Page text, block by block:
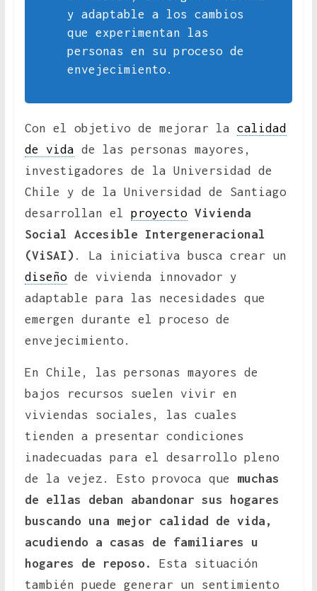
y adaptable a los cambios
que experimentan las
personas en su proceso de
envejecimiento.
Con el objetivo de mejorar la calidad
de vida de las personas mayores,
investigadores de la Universidad de
Chile y de la Universidad de Santiago
desarrollan el proyecto Vivienda
Social Accesible Intergeneracional
(ViSAI) . La iniciativa busca crear un
diseñode vivienda innovador y
adaptable para las necesidades que
emergen durante el proceso de
envejecimiento.
En Chile, las personas mayores de
bajos recursos suelen vivir en
viviendas sociales, las cuales
tienden a presentar condiciones
inadecuadas para el desarrollo pleno
de la vejez. Esto provoca que muchas
de ellas deban abandonar sus hogares
buscando una mejor calidad de vida,
acudiendo a casas de familiares u
hogares de reposo.
Esta situación
también puede generar un sentimiento